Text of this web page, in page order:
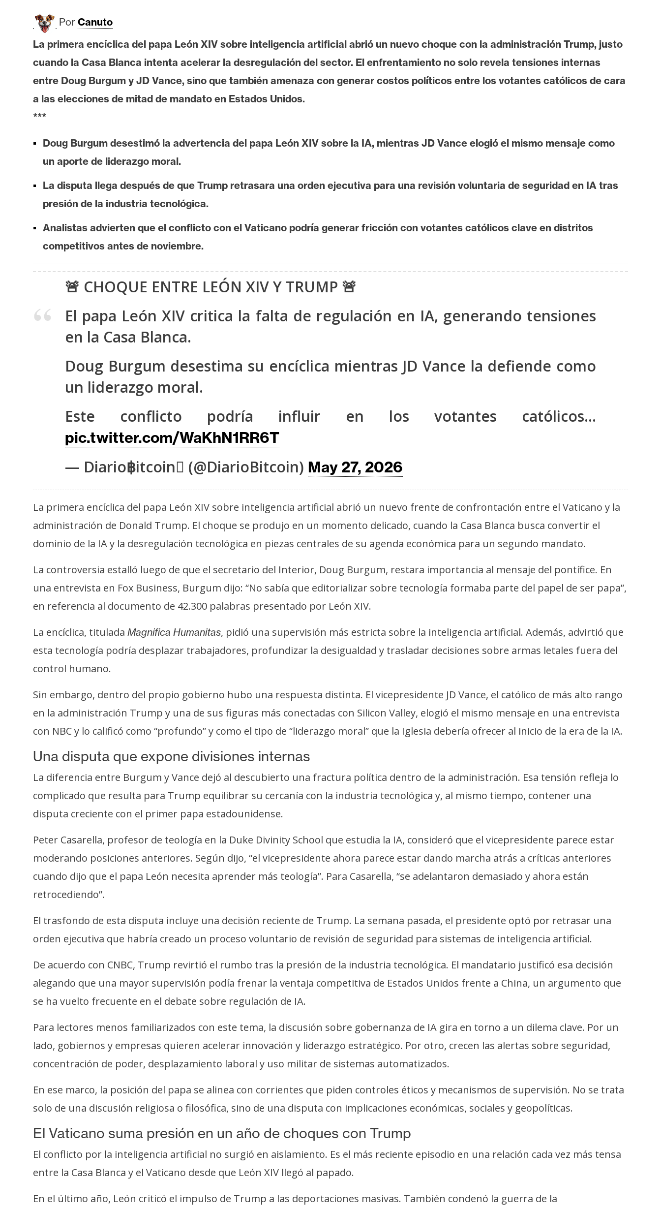
I
A
A
n
l
i
i
N
a
e
e
n
e
u
r
s
s
C
n
a
c
o
y
u
b
l
i
d
d
Por Canuto
La primera encíclica del papa León XIV sobre inteligencia artificial abrió un nuevo choque con la administración Trump, justo
cuando la Casa Blanca intenta acelerar la desregulación del sector. El enfrentamiento no solo revela tensiones internas
entre Doug Burgum y JD Vance, sino que también amenaza con generar costos políticos entre los votantes católicos de cara
a las elecciones de mitad de mandato en Estados Unidos.
***
Doug Burgum desestimó la advertencia del papa León XIV sobre la IA, mientras JD Vance elogió el mismo mensaje como
un aporte de liderazgo moral.
La disputa llega después de que Trump retrasara una orden ejecutiva para una revisión voluntaria de seguridad en IA tras
presión de la industria tecnológica.
Analistas advierten que el conflicto con el Vaticano podría generar fricción con votantes católicos clave en distritos
competitivos antes de noviembre.
🚨 CHOQUE ENTRE LEÓN XIV Y TRUMP 🚨
El papa León XIV critica la falta de regulación en IA, generando tensiones
en la Casa Blanca.
Doug Burgum desestima su encíclica mientras JD Vance la defiende como
un liderazgo moral.
Este conflicto podría influir en los votantes católicos…
pic.twitter.com/WaKhN1RR6T
— Diario฿itcoin (@DiarioBitcoin) May 27, 2026
La primera encíclica del papa León XIV sobre inteligencia artificial abrió un nuevo frente de confrontación entre el Vaticano y la
administración de Donald Trump. El choque se produjo en un momento delicado, cuando la Casa Blanca busca convertir el
dominio de la IA y la desregulación tecnológica en piezas centrales de su agenda económica para un segundo mandato.
La controversia estalló luego de que el secretario del Interior, Doug Burgum, restara importancia al mensaje del pontífice. En
una entrevista en Fox Business, Burgum dijo: “No sabía que editorializar sobre tecnología formaba parte del papel de ser papa”,
en referencia al documento de 42.300 palabras presentado por León XIV.
La encíclica, titulada Magnifica Humanitas, pidió una supervisión más estricta sobre la inteligencia artificial. Además, advirtió que
esta tecnología podría desplazar trabajadores, profundizar la desigualdad y trasladar decisiones sobre armas letales fuera del
control humano.
Sin embargo, dentro del propio gobierno hubo una respuesta distinta. El vicepresidente JD Vance, el católico de más alto rango
en la administración Trump y una de sus figuras más conectadas con Silicon Valley, elogió el mismo mensaje en una entrevista
con NBC y lo calificó como “profundo” y como el tipo de “liderazgo moral” que la Iglesia debería ofrecer al inicio de la era de la IA.
Una disputa que expone divisiones internas
La diferencia entre Burgum y Vance dejó al descubierto una fractura política dentro de la administración. Esa tensión refleja lo
complicado que resulta para Trump equilibrar su cercanía con la industria tecnológica y, al mismo tiempo, contener una
disputa creciente con el primer papa estadounidense.
Peter Casarella, profesor de teología en la Duke Divinity School que estudia la IA, consideró que el vicepresidente parece estar
moderando posiciones anteriores. Según dijo, “el vicepresidente ahora parece estar dando marcha atrás a críticas anteriores
cuando dijo que el papa León necesita aprender más teología”. Para Casarella, “se adelantaron demasiado y ahora están
retrocediendo”.
El trasfondo de esta disputa incluye una decisión reciente de Trump. La semana pasada, el presidente optó por retrasar una
orden ejecutiva que habría creado un proceso voluntario de revisión de seguridad para sistemas de inteligencia artificial.
De acuerdo con CNBC, Trump revirtió el rumbo tras la presión de la industria tecnológica. El mandatario justificó esa decisión
alegando que una mayor supervisión podía frenar la ventaja competitiva de Estados Unidos frente a China, un argumento que
se ha vuelto frecuente en el debate sobre regulación de IA.
Para lectores menos familiarizados con este tema, la discusión sobre gobernanza de IA gira en torno a un dilema clave. Por un
lado, gobiernos y empresas quieren acelerar innovación y liderazgo estratégico. Por otro, crecen las alertas sobre seguridad,
concentración de poder, desplazamiento laboral y uso militar de sistemas automatizados.
En ese marco, la posición del papa se alinea con corrientes que piden controles éticos y mecanismos de supervisión. No se trata
solo de una discusión religiosa o filosófica, sino de una disputa con implicaciones económicas, sociales y geopolíticas.
El Vaticano suma presión en un año de choques con Trump
El conflicto por la inteligencia artificial no surgió en aislamiento. Es el más reciente episodio en una relación cada vez más tensa
entre la Casa Blanca y el Vaticano desde que León XIV llegó al papado.
En el último año, León criticó el impulso de Trump a las deportaciones masivas. También condenó la guerra de la